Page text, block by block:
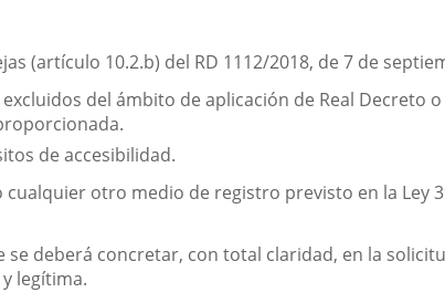
(artículo 10.2.b) del RD 1112/2018, de 7 de
del ámbito de aplicación de Real Decreto
de accesibilidad.
otro medio de registro previsto en la Ley
se deberá concretar, con total claridad, en la
legítima.